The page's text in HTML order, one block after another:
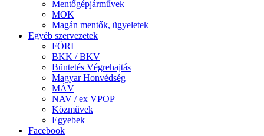
Mentőgépjárművek
MOK
Magán mentők, ügyeletek
Egyéb szervezetek
FÖRI
BKK / BKV
Büntetés Végrehajtás
Magyar Honvédség
MÁV
NAV / ex VPOP
Közművek
Egyebek
Facebook